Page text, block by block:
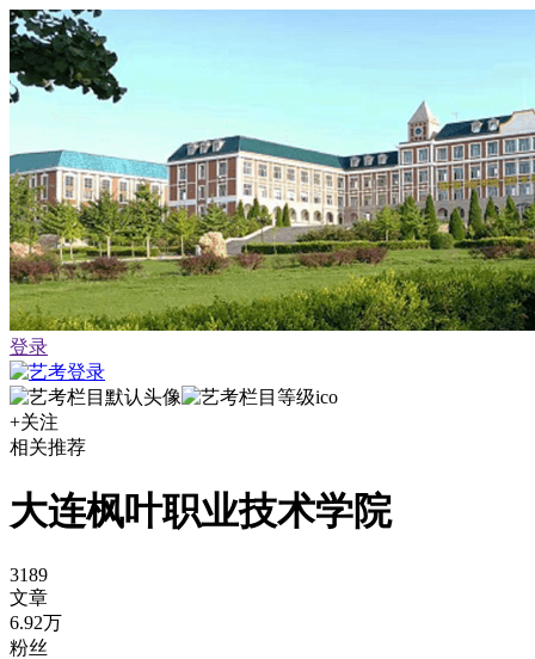
登录
+关注
相关推荐
大连枫叶职业技术学院
3189
文章
6.92万
粉丝